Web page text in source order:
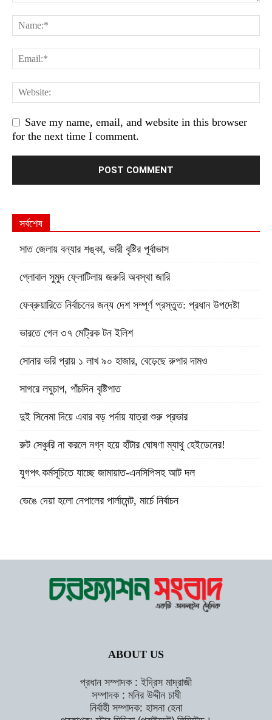
Save my name, email, and website in this browser
for the next time I comment.
সর্বশেষ
সাত জেলায় বন্যার শঙ্কা, ভারী বৃষ্টির পূর্বাভাস
গ্লোবাল সুমুদ ফ্লোটিলায় জরুরি অবস্থা জারি
ফেব্রুয়ারিতে নির্বাচনের জন্য দেশ সম্পূর্ণ প্রস্তুত: প্রধান উপদেষ্টা
ভারতে গেল ৩৭ মেট্রিক টন ইলিশ
সোনার ভরি প্রায় ১ লাখ ৯০ হাজার, বেড়েছে রুপার দামও
সাগরে লঘুচাপ, পাঁচদিন বৃষ্টিপাত
দুই সিনেমা দিয়ে এবার বড় পর্দায় যাত্রা শুরু প্রভার
রুট সেঞ্চুরি না করলে নগ্ন হয়ে হাঁটার ঘোষণা ম্যাথু হেইডেনের!
যুগপৎ কর্মসূচিতে যাচ্ছে জামায়াত-এনসিপিসহ আট দল
ভেঙে দেয়া হলো নেপালের পার্লামেন্ট, মার্চে নির্বাচন
ABOUT US
প্রধান সম্পাদক : ইদ্রিস মাদ্রাজী
সম্পাদক : মনির উদ্দীন চাষী
নির্বাহী সম্পাদক: হাসনা হেনা